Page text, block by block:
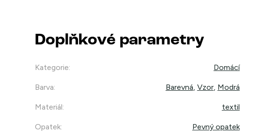
Doplňkové parametry
Kategorie: Domácí
Barva: Barevná Vzor, Modrá
Materiál: textil
Opatek: Pevný opatek